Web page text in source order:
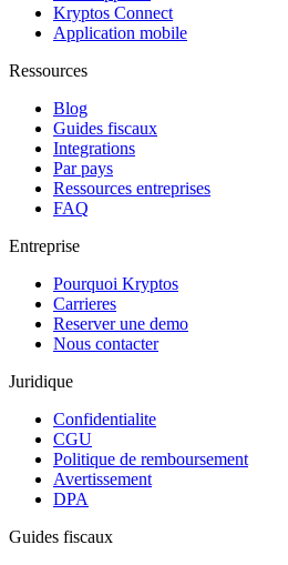
Kryptos Connect
Application mobile
Ressources
Blog
Guides fiscaux
Integrations
Par pays
Ressources entreprises
FAQ
Entreprise
Pourquoi Kryptos
Carrieres
Reserver une demo
Nous contacter
Juridique
Confidentialite
CGU
Politique de remboursement
Avertissement
DPA
Guides fiscaux